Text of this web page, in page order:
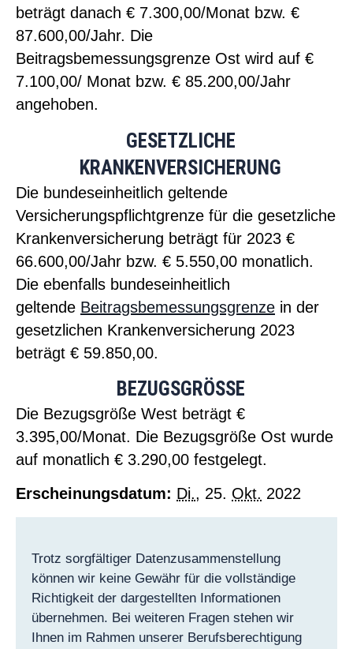
beträgt danach € 7.300,00/Monat bzw. €
87.600,00/Jahr. Die
Beitragsbemessungsgrenze Ost wird auf €
7.100,00/ Monat bzw. € 85.200,00/Jahr
angehoben.
GESETZLICHE
KRANKENVERSICHERUNG
Die bundeseinheitlich geltende
Versicherungspflichtgrenze für die gesetzliche
Krankenversicherung beträgt für 2023 €
66.600,00/Jahr bzw. € 5.550,00 monatlich.
Die ebenfalls bundeseinheitlich
geltende Beitragsbemessungsgrenze in der
gesetzlichen Krankenversicherung 2023
beträgt € 59.850,00.
BEZUGSGRÖSSE
Die Bezugsgröße West beträgt €
3.395,00/Monat. Die Bezugsgröße Ost wurde
auf monatlich € 3.290,00 festgelegt.
Erscheinungsdatum: Di., 25. Okt. 2022
Trotz sorgfältiger Datenzusammenstellung
können wir keine Gewähr für die vollständige
Richtigkeit der dargestellten Informationen
übernehmen. Bei weiteren Fragen stehen wir
Ihnen im Rahmen unserer Berufsberechtigung